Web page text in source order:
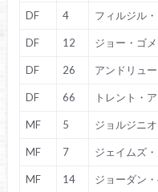
DF 4 フィルジル
DF 12 ジョー・ゴ
DF 26 アンドリュ
DF 66 トレント・
MF 5 ジョルジニ
MF 7 ジェイムズ
MF 14 ジョーダン